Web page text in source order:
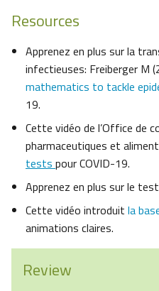
Resources
Apprenez en plus sur la
infectieuses: Freiberger M
mathematics to tackle
19.
Cette vidéo de l’Office de
pharmaceutiques et
tests pour COVID-19.
Apprenez en plus sur le
Cette vidéo introduit la
animations claires.
Review